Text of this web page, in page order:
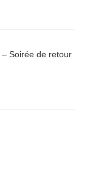
Soirée de retour